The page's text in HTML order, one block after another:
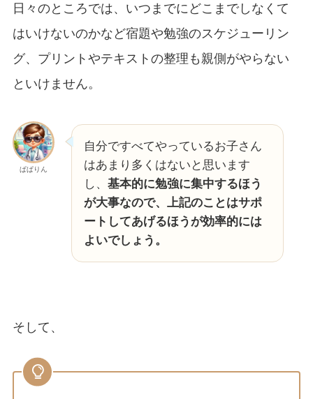
日々のところでは、いつまでにどこまでしなくて
はいけないのかなど宿題や勉強のスケジューリン
グ、プリントやテキストの整理も親側がやらない
といけません。
ぱぱりん
自分ですべてやっているお子さん
はあまり多くはないと思います
し、 基本的に勉強に集中するほう
が大事なので、上記のことはサポ
ートしてあげるほうが効率的には
よいでしょう。
そして、